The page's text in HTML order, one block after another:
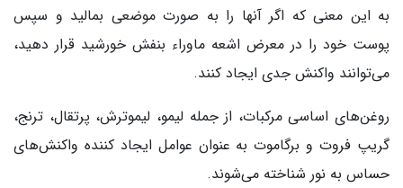
به این معنی که اگر آنها را به صورت موضعی بمالید و سپس
پوست خود را در معرض اشعه ماوراء بنفش خورشید قرار دهید،
می‌توانند واکنش جدی ایجاد کنند.
روغن‌های اساسی مرکبات، از جمله لیمو، لیموترش، پرتقال، ترنج،
گریپ فروت و برگاموت به عنوان عوامل ایجاد کننده واکنش‌های
حساس به نور شناخته می‌شوند.